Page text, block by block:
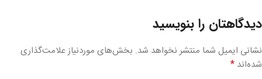
دیدگاهتان را بنویسید
نشانی ایمیل شما منتشر نخواهد شد. بخش‌های موردنیاز علامت‌گذاری
شده‌اند *